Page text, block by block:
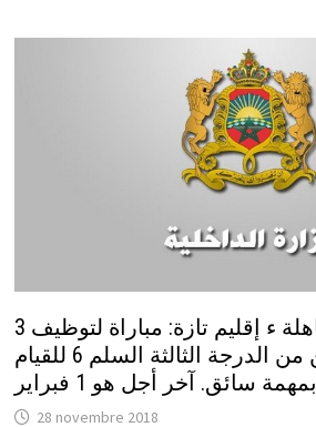
وظائف جماعة تاهلة ء إقليم تازة: مباراة لتوظيف 3
مساعدين تقنيين من الدرجة الثالثة السلم 6 للقيام
بمهمة سائق. آخر أجل هو 1 فبراير
28 novembre 2018